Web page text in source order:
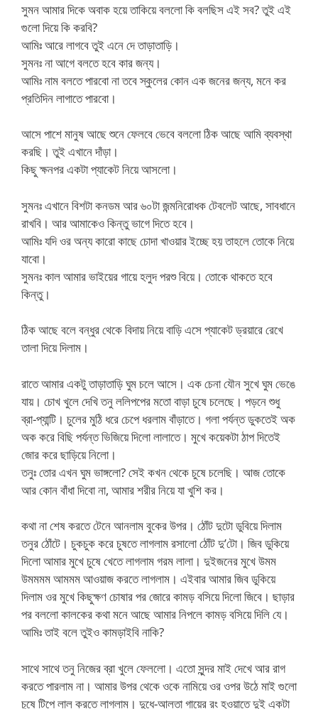
সুমন আমার দিকে অবাক হয়ে তাকিয়ে বললো কি বলছিস এই সব? তুই এই
গুলো দিয়ে কি করবি?
আমিঃ আরে লাগবে তুই এনে দে তাড়াতাড়ি।
সুমনঃ না আগে বলতে হবে কার জন্য।
আমিঃ নাম বলতে পারবো না তবে স্কুলের কোন এক জনের জন্য, মনে কর
প্রতিদিন লাগাতে পারবো।
আসে পাশে মানুষ আছে শুনে ফেলবে ভেবে বললো ঠিক আছে আমি ব্যবস্থা
করছি। তুই এখানে দাঁড়া।
কিছু ক্ষনপর একটা প্যাকেট নিয়ে আসলো।
সুমনঃ এখানে বিশটা কনডম আর ৬০টা জন্মনিরোধক টেবলেট আছে, সাবধানে
রাখবি। আর আমাকেও কিন্তু ভাগে দিতে হবে।
আমিঃ যদি ওর অন্য কারো কাছে চোদা খাওয়ার ইচ্ছে হয় তাহলে তোকে নিয়ে
যাবো।
সুমনঃ কাল আমার ভাইয়ের গায়ে হলুদ পরশু বিয়ে। তোকে থাকতে হবে
কিন্তু।
ঠিক আছে বলে বন্ধুর থেকে বিদায় নিয়ে বাড়ি এসে প্যাকেট ড্রয়ারে রেখে
তালা দিয়ে দিলাম।
রাতে আমার একটু তাড়াতাড়ি ঘুম চলে আসে। এক চেনা যৌন সুখে ঘুম ভেঙে
যায়। চোখ খুলে দেখি তনু ললিপপের মতো বাড়া চুষে চলেছে। পড়নে শুধু
ব্রা-প্যান্টি। চুলের মুঠি ধরে চেপে ধরলাম বাঁড়াতে। গলা পর্যন্ত ডুকতেই অক
অক করে বিছি পর্যন্ত ভিজিয়ে দিলো লালাতে। মুখে কয়েকটা ঠাপ দিতেই
জোর করে ছাড়িয়ে নিলো।
তনুঃ তোর এখন ঘুম ভাঙ্গলো? সেই কখন থেকে চুষে চলেছি। আজ তোকে
আর কোন বাঁধা দিবো না, আমার শরীর নিয়ে যা খুশি কর।
কথা না শেষ করতে টেনে আনলাম বুকের উপর। ঠোঁট দুটো ডুবিয়ে দিলাম
তনুর ঠোঁটে। চুকচুক করে চুষতে লাগলাম রসালো ঠোঁট দু’টো। জিব ডুকিয়ে
দিলো আমার মুখে চুষে খেতে লাগলাম গরম লালা। দুইজনের মুখে উমম
উমমমম আমমম আওয়াজ করতে লাগলাম। এইবার আমার জিব ডুকিয়ে
দিলাম ওর মুখে কিছুক্ষণ চোষার পর জোরে কামড় বসিয়ে দিলো জিবে। ছাড়ার
পর বললো কালকের কথা মনে আছে আমার নিপলে কামড় বসিয়ে দিলি যে।
আমিঃ তাই বলে তুইও কামড়াইবি নাকি?
সাথে সাথে তনু নিজের ব্রা খুলে ফেললো। এতো সুন্দর মাই দেখে আর রাগ
করতে পারলাম না। আমার উপর থেকে ওকে নামিয়ে ওর ওপর উঠে মাই গুলো
চুষে টিপে লাল করতে লাগলাম। দুধে-আলতা গায়ের রং হওয়াতে দুই একটা